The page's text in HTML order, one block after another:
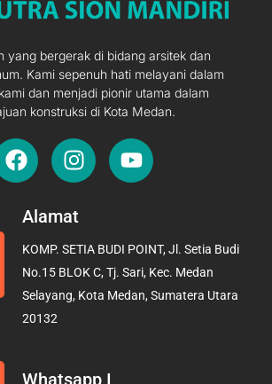
yang bergerak di bidang arsitek dan
Kami sepenuh hati melayani dalam
dan menjadi pionir utama dalam
konstruksi di Kota Medan.
F
a
e
o
o
k
I
n
t
g
r
a
Y
o
b
e
Alamat
KOMP. SETIA BUDI POINT, Jl. Setia Budi
No.15 BLOK C, Tj. Sari, Kec. Medan
Selayang, Kota Medan, Sumatera Utara
20132